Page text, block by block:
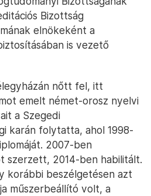
Bizottság
elnökeként a
is vezető
nőtt fel, itt
emelt német-orosz nyelvi
a Szegedi
karán folytatta, ahol 1998-
2007-ben
szerzett, 2014-ben habilitált.
korábbi beszélgetésen azt
műszerbeállító volt, a